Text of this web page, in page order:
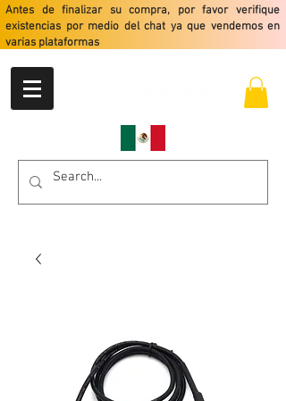
Antes de finalizar su compra, por favor verifique
existencias por medio del chat ya que vendemos en
varias plataformas